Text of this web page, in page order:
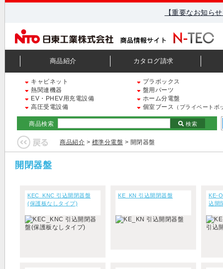
【重要なお知ら
商品紹介 カタログ請求
キャビネット
プラボックス
熱関連機器
盤用パーツ
EV・PHEV用充電設備
ホーム分電盤
高圧受電設備
個室ブース （プライベートボ
商品検索 検索
商品紹介 > 標準分電盤 > 開閉器盤
開閉器盤
KEC_KNC 引込開閉器盤
(保護板なしタイプ)
KE_KN 引込開閉器盤
KE-
込開